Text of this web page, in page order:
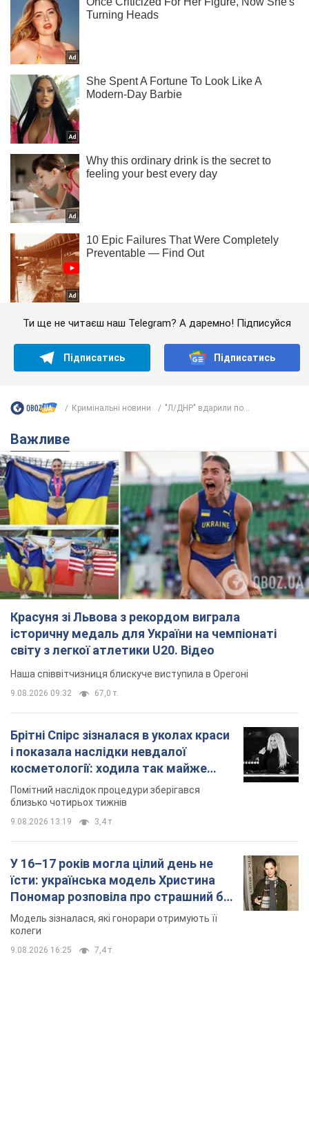
Ти ще не читаєш наш Telegram? А даремно! Підписуйся
Підписатись Підписатись
Кримінальні новини "Л/ДНР" вдарили по...
Важливе
Красуня зі Львова з рекордом виграла
історичну медаль для України на чемпіонаті
світу з легкої атлетики U20. Відео
Наша співвітчизниця блискуче виступила в Орегоні
9.08.2026 09:32 67,0 т.
Брітні Спірс зізналася в уколах краси
і показала наслідки невдалої
косметології: ходила так майже
місяць
Помітний наслідок процедури зберігався
близько чотирьох тижнів
9.08.2026 13:19 3,4 т.
У 16–17 років могла цілий день не
їсти: українська модель Христина
Пономар розповіла про страшний бік
модельної кар’єри
Модель зізналася, які гонорари отримують її
колеги
9.08.2026 16:25 7,4 т.